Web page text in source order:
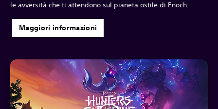
le avversità che ti attendono sul pianeta ostile di Enoch.
Maggiori informazioni